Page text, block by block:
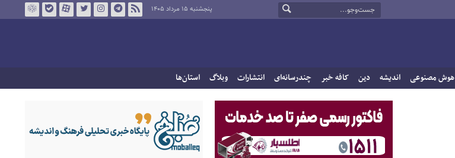
پنجشنبه ۱۵ مرداد ۱۴۰۵
هوش مصنوعی اندیشه دین کافه خبر چندرسانه‌ای انتشارات وبلاگ استان‌ها